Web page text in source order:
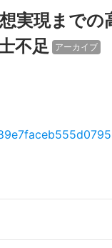
実現まで
不足 アーカイブ